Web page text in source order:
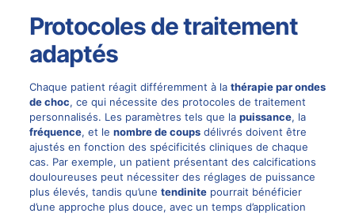
Protocoles de traitement
adaptés
Chaque patient réagit différemment à la thérapie par ondes
de choc, ce qui nécessite des protocoles de traitement
personnalisés. Les paramètres tels que la puissance, la
fréquence, et le nombre de coupsdélivrés doivent être
ajustés en fonction des spécificités cliniques de chaque
cas. Par exemple, un patient présentant des calcifications
douloureuses peut nécessiter des réglages de puissance
plus élevés, tandis qu’une tendinitepourrait bénéficier
d’une approche plus douce, avec un temps d’application